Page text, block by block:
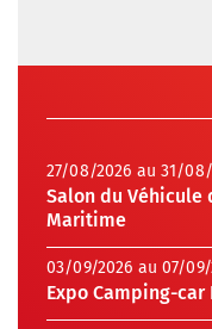
27/08/2026 au 31/
Salon du Véhicule
Maritime
03/09/2026 au 07/09/
Expo Camping-car